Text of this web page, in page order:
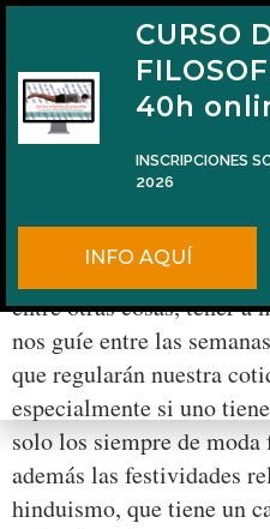
Calendario hindú de
Con el nacimiento de un
entre otras cosas, tener a
nos guíe entre las
que regularán nuestra
especialmente si uno
solo los siempre de
además las festividades
hinduismo, que tiene un
CURSO
40h
INSCRIPCIONES
2026
INFO AQUÍ